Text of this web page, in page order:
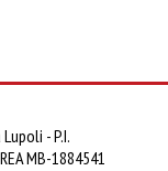
- P.I.
MB-1884541